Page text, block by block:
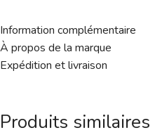
Information complémentaire
À propos de la marque
Expédition et livraison
Produits similaires